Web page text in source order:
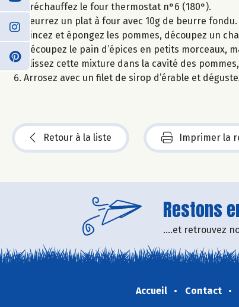
Préchauffez le four thermostat n°6 (180°).
Beurrez un plat à four avec 10g de beurre fondu.
Rincez et épongez les pommes, découpez un
Découpez le pain d’épices en petits morceaux,
Glissez cette mixture dans la cavité des
Arrosez avec un filet de sirop d’érable et
Retour à la liste Imprimer la
Restons
....et retrouvez
Accueil Contact